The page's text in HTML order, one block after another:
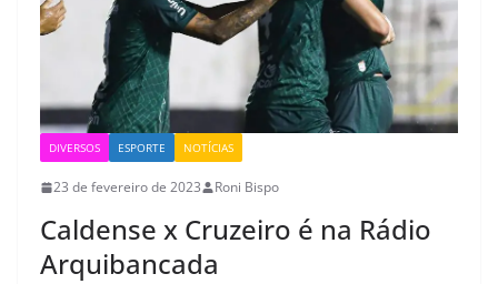
DIVERSOS ESPORTE NOTÍCIAS
23 de fevereiro de 2023 Roni Bispo
Caldense x Cruzeiro é na Rádio
Arquibancada